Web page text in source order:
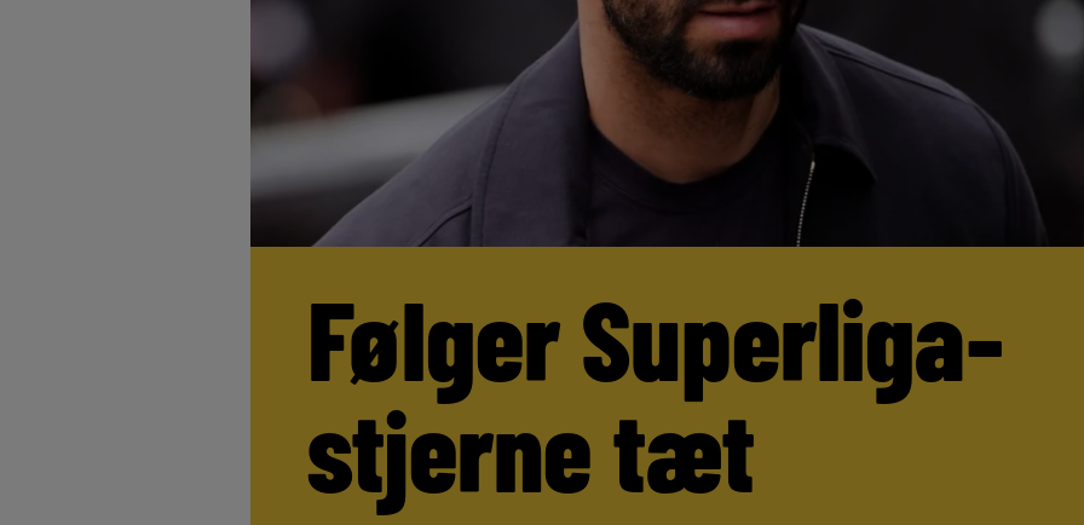
Følger Superliga-
stjerne tæt